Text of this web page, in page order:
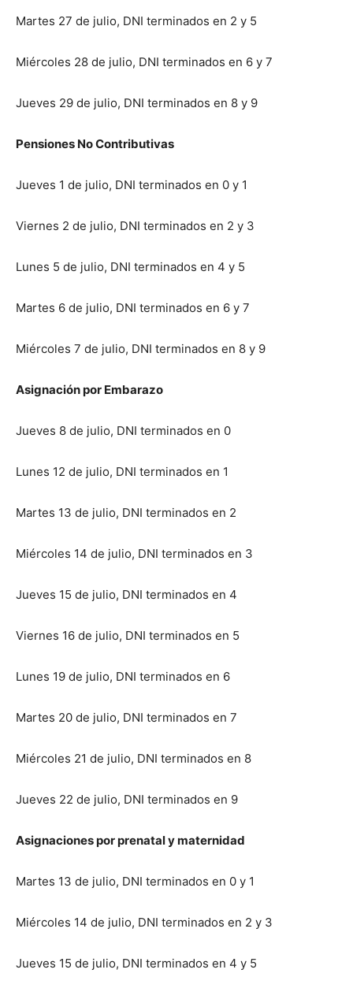
Martes 27 de julio, DNI terminados en 2 y 5
Miércoles 28 de julio, DNI terminados en 6 y 7
Jueves 29 de julio, DNI terminados en 8 y 9
Pensiones No Contributivas
Jueves 1 de julio, DNI terminados en 0 y 1
Viernes 2 de julio, DNI terminados en 2 y 3
Lunes 5 de julio, DNI terminados en 4 y 5
Martes 6 de julio, DNI terminados en 6 y 7
Miércoles 7 de julio, DNI terminados en 8 y 9
Asignación por Embarazo
Jueves 8 de julio, DNI terminados en 0
Lunes 12 de julio, DNI terminados en 1
Martes 13 de julio, DNI terminados en 2
Miércoles 14 de julio, DNI terminados en 3
Jueves 15 de julio, DNI terminados en 4
Viernes 16 de julio, DNI terminados en 5
Lunes 19 de julio, DNI terminados en 6
Martes 20 de julio, DNI terminados en 7
Miércoles 21 de julio, DNI terminados en 8
Jueves 22 de julio, DNI terminados en 9
Asignaciones por prenatal y maternidad
Martes 13 de julio, DNI terminados en 0 y 1
Miércoles 14 de julio, DNI terminados en 2 y 3
Jueves 15 de julio, DNI terminados en 4 y 5